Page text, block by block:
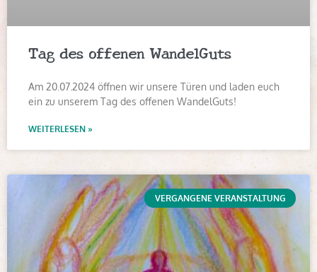
Tag des offenen WandelGuts
Am 20.07.2024 öffnen wir unsere Türen und laden euch
ein zu unserem Tag des offenen WandelGuts!
WEITERLESEN »
VERGANGENE VERANSTALTUNG